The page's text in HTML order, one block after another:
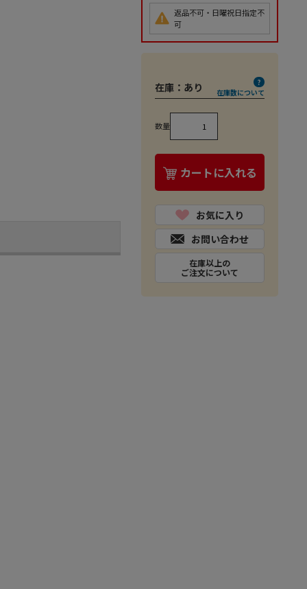
返品不可・日曜祝日指定不
可
在庫： あり 在庫数について
数量
カートに入れる
お気に入り
お問い合わせ
在庫以上の
ご注文について